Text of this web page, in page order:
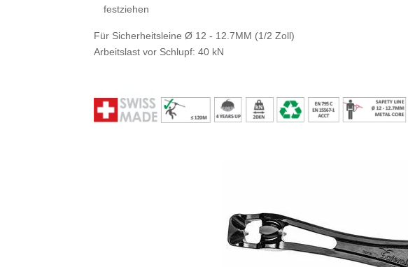
festziehen
Für Sicherheitsleine Ø 12 - 12.7MM (1/2 Zoll)
Arbeitslast vor Schlupf: 40 kN